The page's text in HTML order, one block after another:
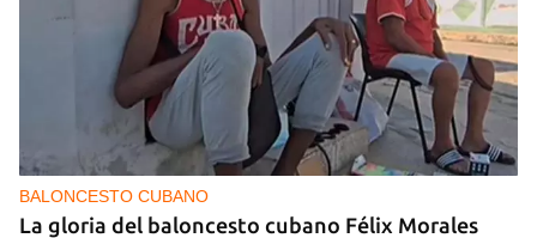
BALONCESTO CUBANO
La gloria del baloncesto cubano Félix Morales